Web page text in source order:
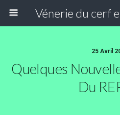
25 Avril
Quelques
Du